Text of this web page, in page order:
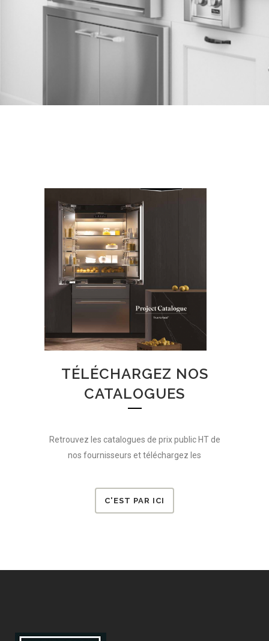
TÉLÉCHARGEZ NOS
CATALOGUES
Retrouvez les catalogues de prix public HT de
nos fournisseurs et téléchargez les
C'EST PAR ICI